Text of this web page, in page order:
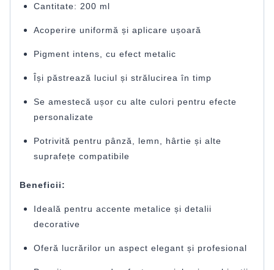
Cantitate: 200 ml
Acoperire uniformă și aplicare ușoară
Pigment intens, cu efect metalic
Își păstrează luciul și strălucirea în timp
Se amestecă ușor cu alte culori pentru efecte
personalizate
Potrivită pentru pânză, lemn, hârtie și alte
suprafețe compatibile
Beneficii:
Ideală pentru accente metalice și detalii
decorative
Oferă lucrărilor un aspect elegant și profesional